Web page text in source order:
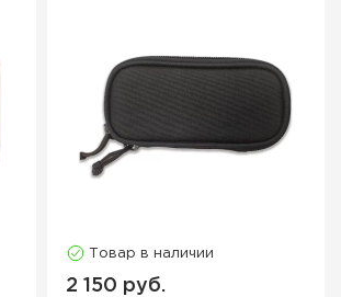
Товар в наличии
2 150 руб.